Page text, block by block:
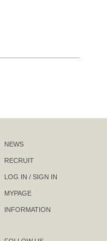
NEWS
RECRUIT
LOG IN / SIGN IN
MYPAGE
INFORMATION